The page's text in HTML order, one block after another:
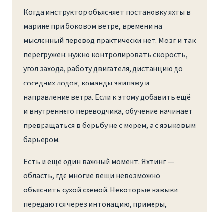
Когда инструктор объясняет постановку яхты в
марине при боковом ветре, времени на
мысленный перевод практически нет. Мозг и так
перегружен: нужно контролировать скорость,
угол захода, работу двигателя, дистанцию до
соседних лодок, команды экипажу и
направление ветра. Если к этому добавить ещё
и внутреннего переводчика, обучение начинает
превращаться в борьбу не с морем, а с языковым
барьером.
Есть и ещё один важный момент. Яхтинг —
область, где многие вещи невозможно
объяснить сухой схемой. Некоторые навыки
передаются через интонацию, примеры,